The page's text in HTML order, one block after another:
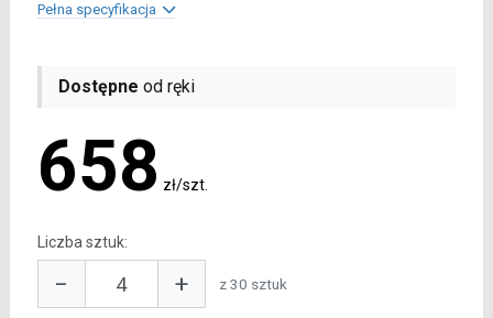
Pełna specyfikacja
Dostępne od ręki
658 zł/szt.
Liczba sztuk:
− + z 30 sztuk